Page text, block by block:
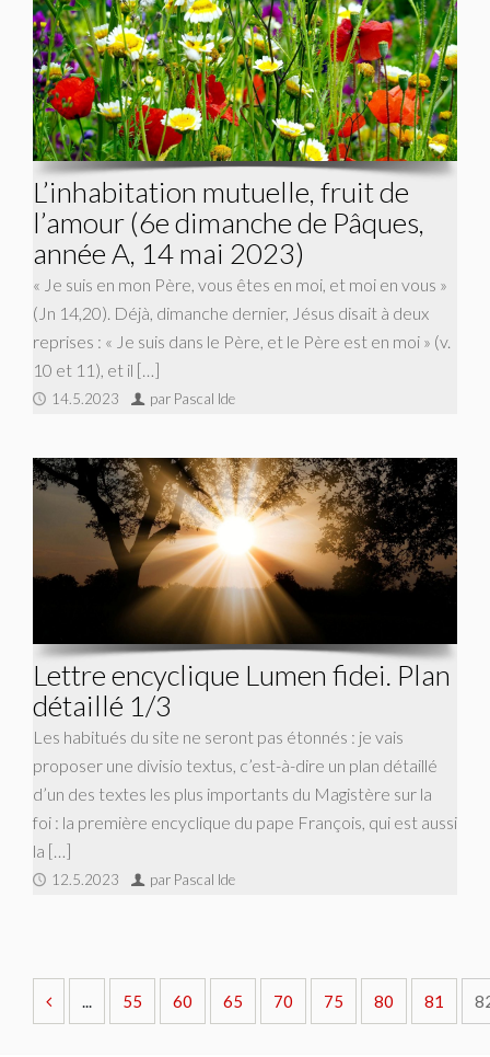
L’inhabitation mutuelle, fruit de
l’amour (6e dimanche de Pâques,
année A, 14 mai 2023)
« Je suis en mon Père, vous êtes en moi, et moi en vous »
(Jn 14,20). Déjà, dimanche dernier, Jésus disait à deux
reprises : « Je suis dans le Père, et le Père est en moi » (v.
10 et 11), et il […]
14.5.2023 par Pascal Ide
Lettre encyclique Lumen fidei. Plan
détaillé 1/3
Les habitués du site ne seront pas étonnés : je vais
proposer une divisio textus, c’est-à-dire un plan détaillé
d’un des textes les plus importants du Magistère sur la
foi : la première encyclique du pape François, qui est aussi
la […]
12.5.2023 par Pascal Ide
... 55 60 65 70 75 80 81